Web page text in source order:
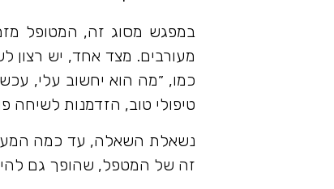
במפגש מסוג זה, המטופל
מעורבים. מצד אחד, יש רצון
כמו, ״מה הוא יחשוב עלי,
טיפולי טוב, הזדמנות
נשאלת השאלה, עד כמה
זה של המטפל, שהופך גם